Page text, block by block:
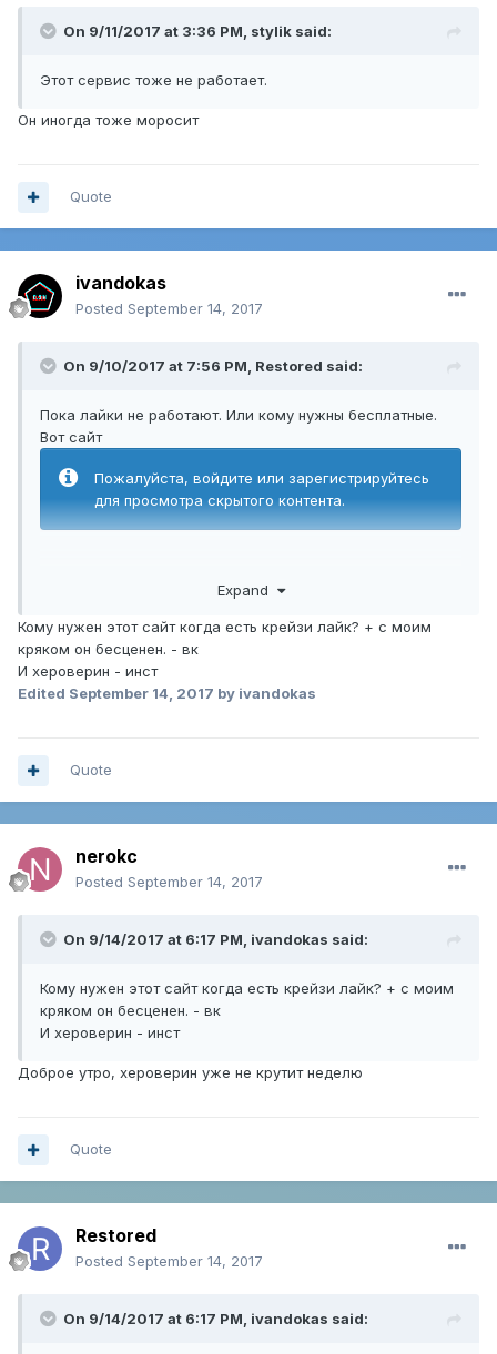
On 9/11/2017 at 3:36 PM, stylik said:
Этот сервис тоже не работает.
Он иногда тоже моросит
Quote
ivandokas
Posted September 14, 2017
On 9/10/2017 at 7:56 PM, Restored said:
Пока лайки не работают. Или кому нужны бесплатные.
Вот сайт
Пожалуйста, войдите или зарегистрируйтесь
для просмотра скрытого контента.
Expand
Кому нужен этот сайт когда есть крейзи лайк? + с моим
кряком он бесценен. - вк
И хероверин - инст
Edited September 14, 2017 by ivandokas
Quote
nerokc
Posted September 14, 2017
On 9/14/2017 at 6:17 PM, ivandokas said:
Кому нужен этот сайт когда есть крейзи лайк? + с моим
кряком он бесценен. - вк
И хероверин - инст
Доброе утро, хероверин уже не крутит неделю
Quote
Restored
Posted September 14, 2017
On 9/14/2017 at 6:17 PM, ivandokas said: